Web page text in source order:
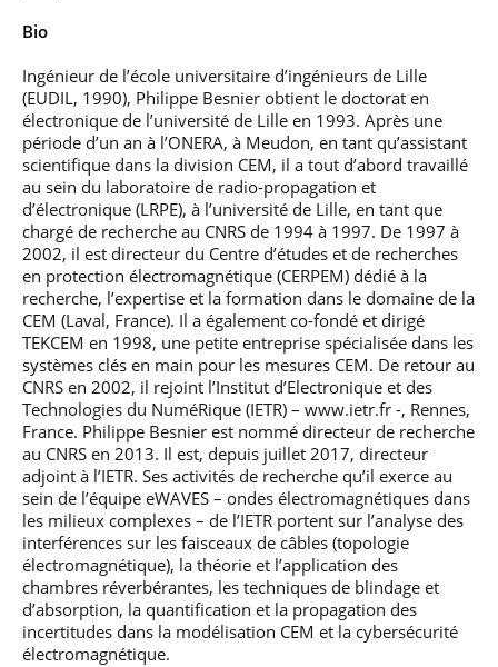
Bio
Ingénieur de l’école universitaire d’ingénieurs de Lille
(EUDIL, 1990), Philippe Besnier obtient le doctorat en
électronique de l’université de Lille en 1993. Après une
période d’un an à l’ONERA, à Meudon, en tant qu’assistant
scientifique dans la division CEM, il a tout d’abord travaillé
au sein du laboratoire de radio-propagation et
d’électronique (LRPE), à l’université de Lille, en tant que
chargé de recherche au CNRS de 1994 à 1997. De 1997 à
2002, il est directeur du Centre d’études et de recherches
en protection électromagnétique (CERPEM) dédié à la
recherche, l’expertise et la formation dans le domaine de la
CEM (Laval, France). Il a également co-fondé et dirigé
TEKCEM en 1998, une petite entreprise spécialisée dans les
systèmes clés en main pour les mesures CEM. De retour au
CNRS en 2002, il rejoint l’Institut d’Electronique et des
Technologies du NuméRique (IETR) – www.ietr.fr -, Rennes,
France. Philippe Besnier est nommé directeur de recherche
au CNRS en 2013. Il est, depuis juillet 2017, directeur
adjoint à l’IETR. Ses activités de recherche qu’il exerce au
sein de l’équipe eWAVES – ondes électromagnétiques dans
les milieux complexes – de l’IETR portent sur l’analyse des
interférences sur les faisceaux de câbles (topologie
électromagnétique), la théorie et l’application des
chambres réverbérantes, les techniques de blindage et
d’absorption, la quantification et la propagation des
incertitudes dans la modélisation CEM et la cybersécurité
électromagnétique.